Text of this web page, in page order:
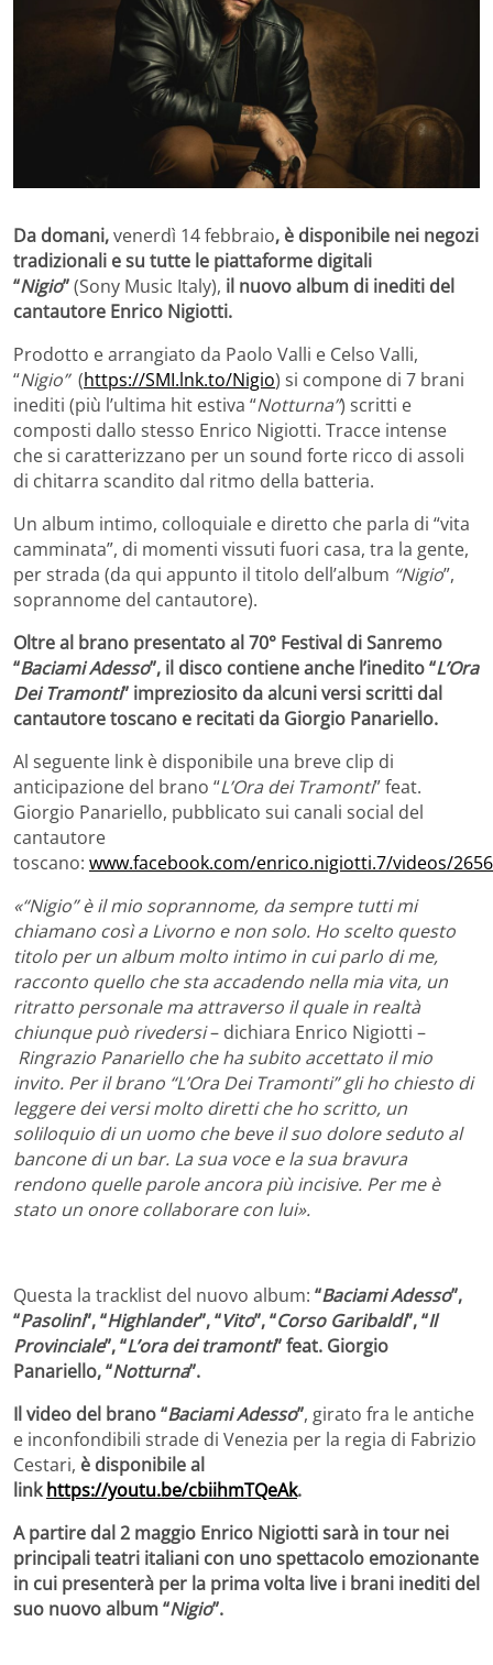
Da domani,venerdì 14 febbraio, è disponibile nei negozi
tradizionali e su tutte le piattaforme digitali
“Nigio”(Sony Music Italy), il nuovo album di inediti del
cantautore Enrico Nigiotti.
Prodotto e arrangiato da Paolo Valli e Celso Valli,
“Nigio”(https://SMI.lnk.to/Nigio) si compone di 7 brani
inediti (più l’ultima hit estiva “Notturna”) scritti e
composti dallo stesso Enrico Nigiotti. Tracce intense
che si caratterizzano per un sound forte ricco di assoli
di chitarra scandito dal ritmo della batteria.
Un album intimo, colloquiale e diretto che parla di “vita
camminata”, di momenti vissuti fuori casa, tra la gente,
per strada (da qui appunto il titolo dell’album “Nigio”,
soprannome del cantautore).
Oltre al brano presentato al 70° Festival di Sanremo
“Baciami Adesso”, il disco contiene anche l’inedito “L’Ora
Dei Tramonti” impreziosito da alcuni versi scritti dal
cantautore toscano e recitati da Giorgio Panariello.
Al seguente link è disponibile una breve clip di
anticipazione del brano “L’Ora dei Tramonti” feat.
Giorgio Panariello, pubblicato sui canali social del
cantautore
toscano: www.facebook.com/enrico.nigiotti.7/videos/
«“Nigio” è il mio soprannome, da sempre tutti mi
chiamano così a Livorno e non solo. Ho scelto questo
titolo per un album molto intimo in cui parlo di me,
racconto quello che sta accadendo nella mia vita, un
ritratto personale ma attraverso il quale in realtà
chiunque può rivedersi– dichiara Enrico Nigiotti –
Ringrazio Panariello che ha subito accettato il mio
invito. Per il brano “L’Ora Dei Tramonti” gli ho chiesto di
leggere dei versi molto diretti che ho scritto, un
soliloquio di un uomo che beve il suo dolore seduto al
bancone di un bar. La sua voce e la sua bravura
rendono quelle parole ancora più incisive. Per me è
stato un onore collaborare con lui».
Questa la tracklist del nuovo album: “Baciami Adesso”,
“Pasolini”, “Highlander”, “Vito”, “Corso Garibaldi”, “Il
Provinciale”, “L’ora dei tramonti” feat. Giorgio
Panariello, “Notturna”.
Il video del brano “Baciami Adesso”, girato fra le antiche
e inconfondibili strade di Venezia per la regia di Fabrizio
Cestari, è disponibile al
linkhttps://youtu.be/cbiihmTQeAk.
A partire dal 2 maggio Enrico Nigiotti sarà in tour nei
principali teatri italiani con uno spettacolo emozionante
in cui presenterà per la prima volta live i brani inediti del
suo nuovo album “Nigio”.